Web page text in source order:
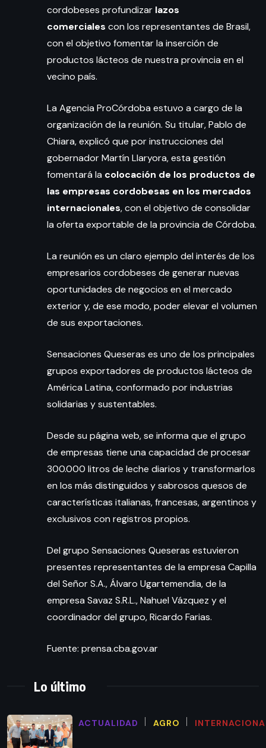
cordobeses profundizar lazos
comerciales con los representantes de Brasil,
con el objetivo fomentar la inserción de
productos lácteos de nuestra provincia en el
vecino país.
La Agencia ProCórdoba estuvo a cargo de la
organización de la reunión. Su titular, Pablo de
Chiara, explicó que por instrucciones del
gobernador Martín Llaryora, esta gestión
fomentará la colocación de los productos de
las empresas cordobesas en los mercados
internacionales, con el objetivo de consolidar
la oferta exportable de la provincia de Córdoba.
La reunión es un claro ejemplo del interés de los
empresarios cordobeses de generar nuevas
oportunidades de negocios en el mercado
exterior y, de ese modo, poder elevar el volumen
de sus exportaciones.
Sensaciones Queseras es uno de los principales
grupos exportadores de productos lácteos de
América Latina, conformado por industrias
solidarias y sustentables.
Desde su página web, se informa que el grupo
de empresas tiene una capacidad de procesar
300.000 litros de leche diarios y transformarlos
en los más distinguidos y sabrosos quesos de
características italianas, francesas, argentinos y
exclusivos con registros propios.
Del grupo Sensaciones Queseras estuvieron
presentes representantes de la empresa Capilla
del Señor S.A., Álvaro Ugartemendia, de la
empresa Savaz S.R.L., Nahuel Vázquez y el
coordinador del grupo, Ricardo Farias.
Fuente: prensa.cba.gov.ar
Lo último
ACTUALIDAD AGRO